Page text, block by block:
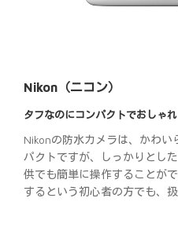
Nikon（ニコン）
タフなのにコンパクトでおしゃれ
Nikonの防水カメラは、かわ
パクトですが、しっかりとし
供でも簡単に操作することが
するという初心者の方でも、